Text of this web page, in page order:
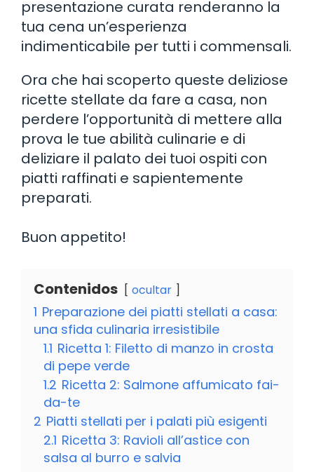
presentazione curata renderanno la
tua cena un’esperienza
indimenticabile per tutti i commensali.
Ora che hai scoperto queste deliziose
ricette stellate da fare a casa, non
perdere l’opportunità di mettere alla
prova le tue abilità culinarie e di
deliziare il palato dei tuoi ospiti con
piatti raffinati e sapientemente
preparati.
Buon appetito!
Contenidos ocultar
1 Preparazione dei piatti stellati a casa:
una sfida culinaria irresistibile
1.1 Ricetta 1: Filetto di manzo in crosta
di pepe verde
1.2 Ricetta 2: Salmone affumicato fai-
da-te
2 Piatti stellati per i palati più esigenti
2.1 Ricetta 3: Ravioli all’astice con
salsa al burro e salvia